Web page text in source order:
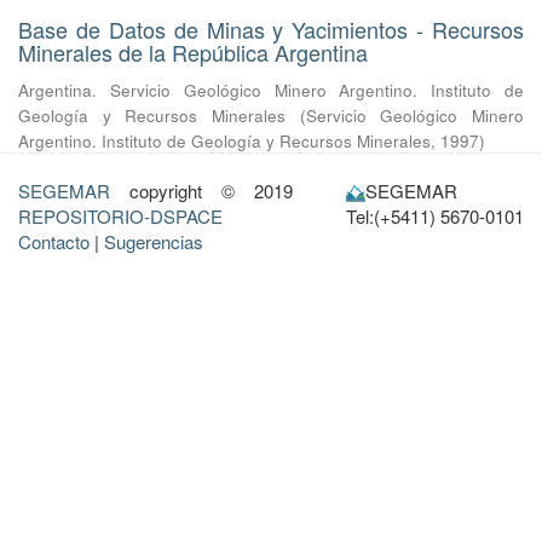
Base de Datos de Minas y Yacimientos - Recursos
Minerales de la República Argentina
Argentina. Servicio Geológico Minero Argentino. Instituto de
Geología y Recursos Minerales
(Servicio Geológico Minero
Argentino. Instituto de Geología y Recursos Minerales, 1997)
SEGEMAR copyright © 2019
REPOSITORIO-DSPACE
Contacto | Sugerencias
SEGEMAR
Tel:(+5411) 5670-0101